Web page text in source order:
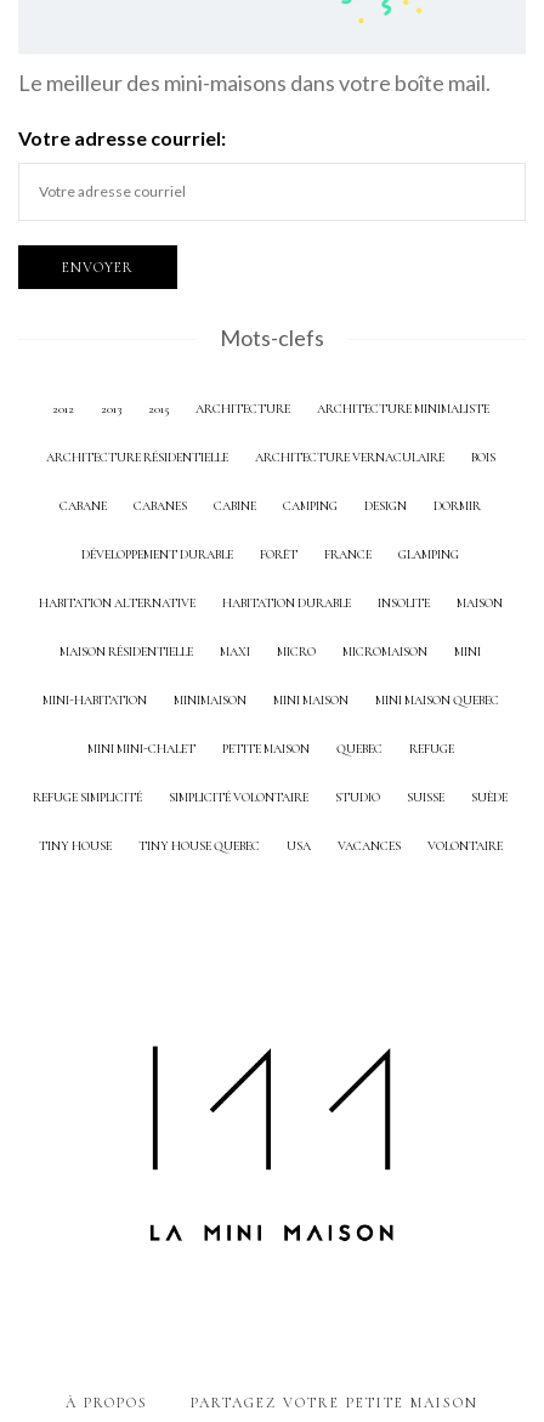
Le meilleur des mini-maisons dans votre boîte mail.
Votre adresse courriel:
Mots-clefs
2012 2013 2015 ARCHITECTURE ARCHITECTURE MINIMALISTE
ARCHITECTURE RÉSIDENTIELLE ARCHITECTURE VERNACULAIRE BOIS
CABANE CABANES CABINE CAMPING DESIGN DORMIR
DÉVELOPPEMENT DURABLE FORÊT FRANCE GLAMPING
HABITATION ALTERNATIVE HABITATION DURABLE INSOLITE MAISON
MAISON RÉSIDENTIELLE MAXI MICRO MICROMAISON MINI
MINI-HABITATION MINIMAISON MINI MAISON MINI MAISON QUEBEC
MINI MINI-CHALET PETITE MAISON QUEBEC REFUGE
REFUGE SIMPLICITÉ SIMPLICITÉ VOLONTAIRE STUDIO SUISSE SUÈDE
TINY HOUSE TINY HOUSE QUEBEC USA VACANCES VOLONTAIRE
À PROPOS PARTAGEZ VOTRE PETITE MAISON